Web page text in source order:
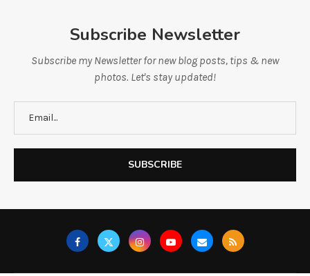
Subscribe Newsletter
Subscribe my Newsletter for new blog posts, tips & new
photos. Let's stay updated!